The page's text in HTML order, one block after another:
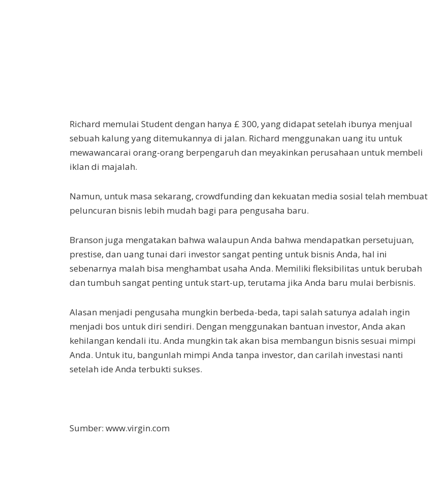
Richard memulai Student dengan hanya £ 300, yang didapat setelah ibunya menjual
sebuah kalung yang ditemukannya di jalan. Richard menggunakan uang itu untuk
mewawancarai orang-orang berpengaruh dan meyakinkan perusahaan untuk membeli
iklan di majalah.
Namun, untuk masa sekarang, crowdfunding dan kekuatan media sosial telah membuat
peluncuran bisnis lebih mudah bagi para pengusaha baru.
Branson juga mengatakan bahwa walaupun Anda bahwa mendapatkan persetujuan,
prestise, dan uang tunai dari investor sangat penting untuk bisnis Anda, hal ini
sebenarnya malah bisa menghambat usaha Anda. Memiliki fleksibilitas untuk berubah
dan tumbuh sangat penting untuk start-up, terutama jika Anda baru mulai berbisnis.
Alasan menjadi pengusaha mungkin berbeda-beda, tapi salah satunya adalah ingin
menjadi bos untuk diri sendiri. Dengan menggunakan bantuan investor, Anda akan
kehilangan kendali itu. Anda mungkin tak akan bisa membangun bisnis sesuai mimpi
Anda. Untuk itu, bangunlah mimpi Anda tanpa investor, dan carilah investasi nanti
setelah ide Anda terbukti sukses.
Sumber: www.virgin.com